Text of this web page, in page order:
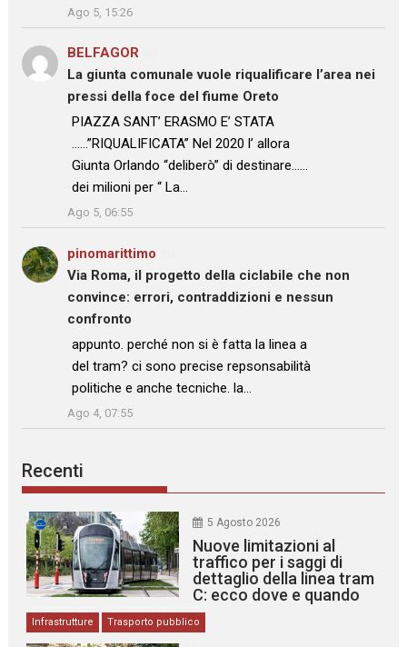
Ago 5, 15:26
BELFAGOR
La giunta comunale vuole riqualificare l’area nei
pressi della foce del fiume Oreto
: “PIAZZA SANT’ ERASMO E’ STATA
……”RIQUALIFICATA” Nel 2020 l’ allora
Giunta Orlando “deliberò” di destinare……
dei milioni per “ La…
”
Ago 5, 06:55
pinomarittimo
Via Roma, il progetto della ciclabile che non
convince: errori, contraddizioni e nessun
confronto
: “
appunto. perché non si è fatta la linea a
del tram? ci sono precise repsonsabilità
politiche e anche tecniche. la…
”
Ago 4, 07:55
Recenti
5 Agosto 2026
Nuove limitazioni al
traffico per i saggi di
dettaglio della linea tram
C: ecco dove e quando
Infrastrutture Trasporto pubblico